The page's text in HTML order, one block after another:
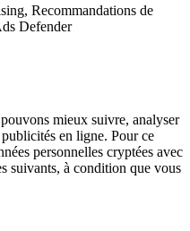
Recommandations de
Defender
mieux suivre, analyser
en ligne. Pour ce
personnelles cryptées avec
suivants, à condition que vous